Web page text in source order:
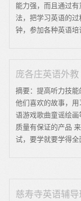
能力强，而且通过
法，把学习英语的
钟，参加各种英语培
庞各庄英语外教
摘要：提高听力技
他们喜欢的故事，
语游戏歌曲童谣绘
质量有保证的产品
试，要学就要学得
慈寿寺英语辅导